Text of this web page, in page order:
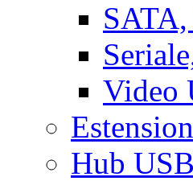
Video
Hub USB